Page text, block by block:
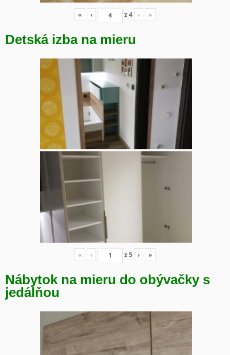
« ‹ z4 › »
Detská izba na mieru
« ‹ z5 › »
Nábytok na mieru do obývačky s
jedálňou